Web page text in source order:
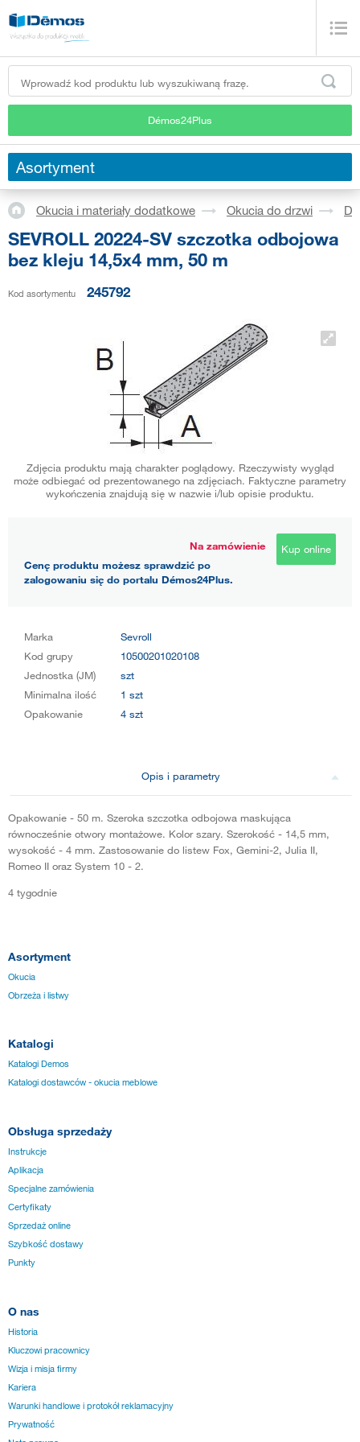
Démos24Plus
Asortyment
Okucia i materiały dodatkowe Okucia do drzwi
SEVROLL 20224-SV szczotka odbojowa
bez kleju 14,5x4 mm, 50 m
Kod asortymentu 245792
Zdjęcia produktu mają charakter poglądowy. Rzeczywisty wygląd
może odbiegać od prezentowanego na zdjęciach. Faktyczne parametry
wykończenia znajdują się w nazwie i/lub opisie produktu.
Na zamówienie
Cenę produktu możesz sprawdzić po
zalogowaniu się do portalu Démos24Plus.
Kup online
Marka
Sevroll
Kod grupy
10500201020108
Jednostka (JM)
szt
Minimalna ilość
1 szt
Opakowanie
4 szt
Opis i parametry
Opakowanie - 50 m. Szeroka szczotka odbojowa maskująca
równocześnie otwory montażowe. Kolor szary. Szerokość - 14,5 mm,
wysokość - 4 mm. Zastosowanie do listew Fox, Gemini-2, Julia II,
Romeo II oraz System 10 - 2.
4 tygodnie
Asortyment
Okucia
Obrzeża i listwy
Katalogi
Katalogi Demos
Katalogi dostawców - okucia meblowe
Obsługa sprzedaży
Instrukcje
Aplikacja
Specjalne zamówienia
Certyfikaty
Sprzedaż online
Szybkość dostawy
Punkty
O nas
Historia
Kluczowi pracownicy
Wizja i misja firmy
Kariera
Warunki handlowe i protokół reklamacyjny
Prywatność